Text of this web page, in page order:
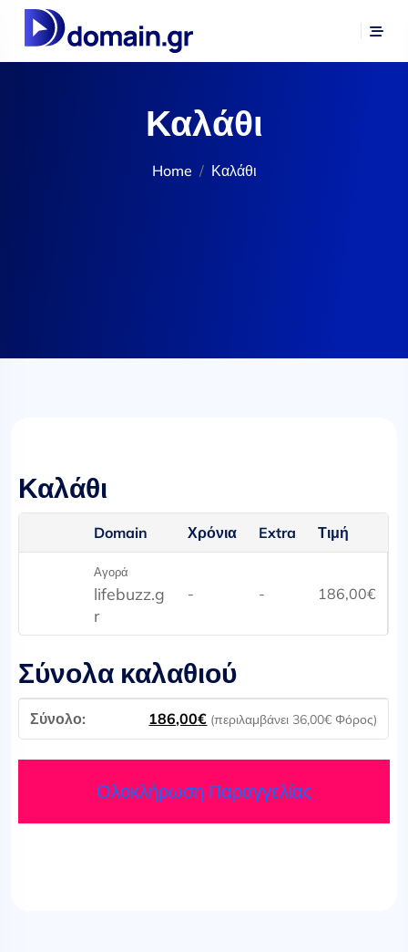
Καλάθι
Home Καλάθι
Καλάθι
Domain Χρόνια Extra Τιμή
Αγορά
lifebuzz.g
r
- - 186,00€
Σύνολα καλαθιού
186,00€ (περιλαμβάνει 36,00€ Φόρος)
Ολοκλήρωση Παραγγελίας